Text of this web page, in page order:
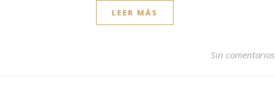
LEER MÁS
Sin comentarios